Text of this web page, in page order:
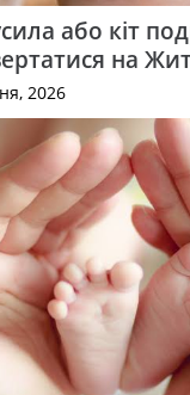
або кіт
на
2026